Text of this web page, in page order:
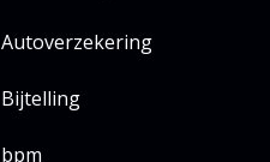
Autoverzekering
Bijtelling
bpm